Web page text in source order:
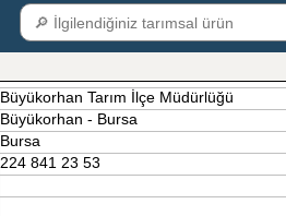
Büyükorhan Tarım İlçe Müdürlüğü
Büyükorhan - Bursa
Bursa
224 841 23 53